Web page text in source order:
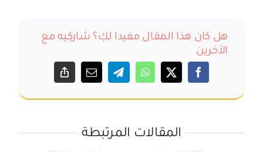
هل كان هذا المقال مفيدا لكِ؟ شاركِيه مع
الآخرين
المقالات المرتبطة